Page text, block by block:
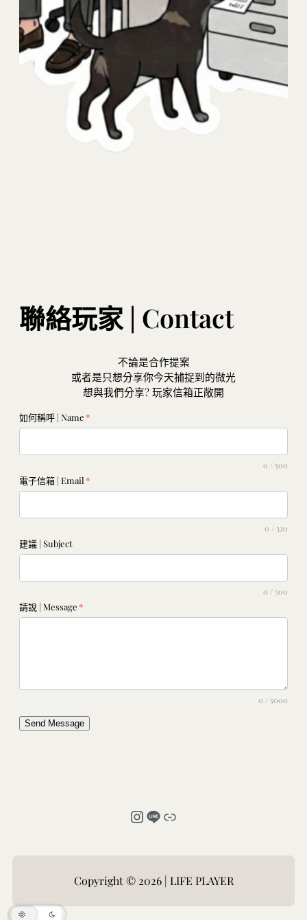
聯絡玩家 | Contact
不論是合作提案
或者是只想分享你今天捕捉到的微光
想與我們分享? 玩家信箱正敞開
如何稱呼 | Name *
0 / 500
電子信箱 | Email *
0 / 320
建議 | Subject
0 / 500
請說 | Message *
0 / 5000
Website
Send Message
InstagramLINE 連結
Copyright © 2026 | LIFE PLAYER